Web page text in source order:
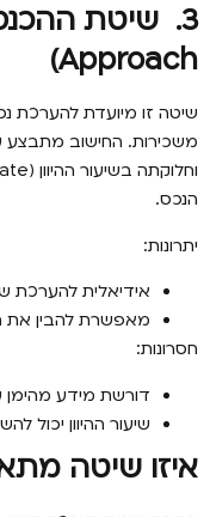
3. שיטת
Approach)
שיטה זו מיועדת להערכת
משכירות. החישוב מתבצע
הנכס.
יתרונות:
אידיאלית להערכת
מאפשרת להבין את
חסרונות:
דורשת מידע מהימן
שיעור ההיוון יכול
איזו שיטה